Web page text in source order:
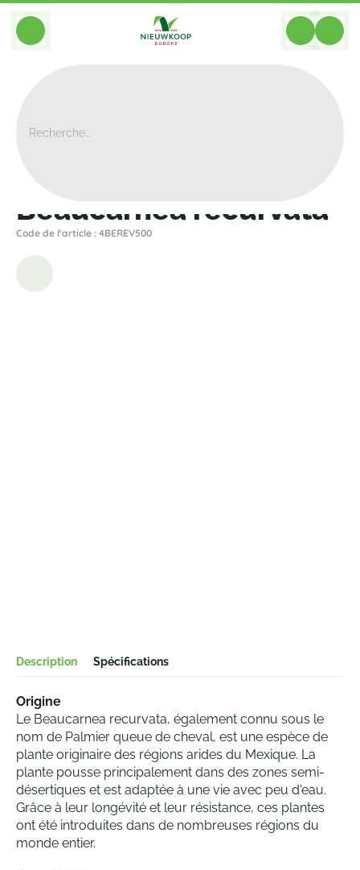
BACK
Beaucarnea recurvata
Code de l'article : 4BEREV500
Description Spécifications
Origine
Le Beaucarnea recurvata, également connu sous le
nom de Palmier queue de cheval, est une espèce de
plante originaire des régions arides du Mexique. La
plante pousse principalement dans des zones semi-
désertiques et est adaptée à une vie avec peu d'eau.
Grâce à leur longévité et leur résistance, ces plantes
ont été introduites dans de nombreuses régions du
monde entier.